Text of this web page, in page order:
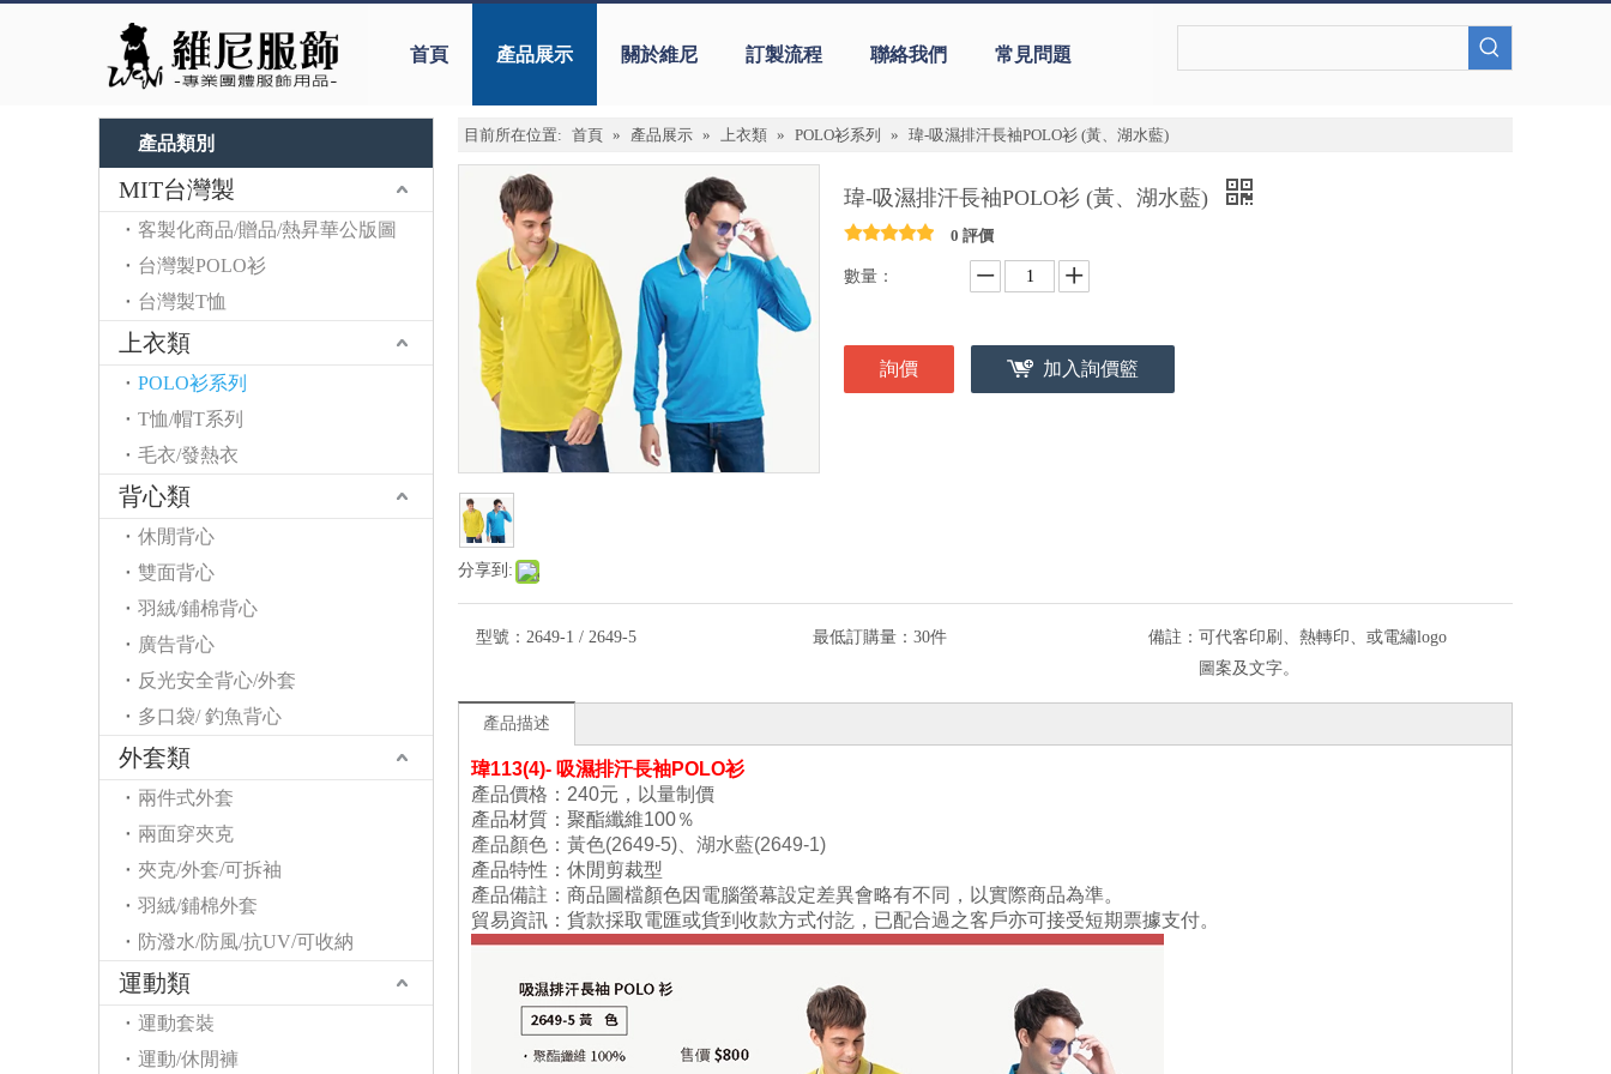
首頁 產品展示 關於維尼 訂製流程 聯絡我們 常見問題
產品類別
MIT台灣製
客製化商品/贈品/熱昇華公版圖
台灣製POLO衫
台灣製T恤
上衣類
POLO衫系列
T恤/帽T系列
毛衣/發熱衣
背心類
休閒背心
雙面背心
羽絨/鋪棉背心
廣告背心
反光安全背心/外套
多口袋/ 釣魚背心
外套類
兩件式外套
兩面穿夾克
夾克/外套/可拆袖
羽絨/鋪棉外套
防潑水/防風/抗UV/可收納
運動類
運動套裝
運動/休閒褲
目前所在位置: 首頁 » 產品展示 » 上衣類 » POLO衫系列 » 瑋-吸濕排汗長袖POLO衫 (黃、湖水藍)
分享到:
瑋-吸濕排汗長袖POLO衫 (黃、湖水藍)
0 評價
數量：
詢價 加入詢價籃
型號： 2649-1 / 2649-5 最低訂購量： 30件 備註： 可代客印刷、熱轉印、或電繡logo
圖案及文字。
產品描述
瑋113(4)- 吸濕排汗長袖POLO衫
產品價格：240元，以量制價
產品材質： 聚酯纖維100％
產品顏色 ： 黃色(2649-5)
湖水藍(2649-1)
產品特性： 休閒剪裁型
產品備註：商品圖檔顏色因電腦螢幕設定差異會略有不同，以實際商品為準。
貿易資訊：貨款採取電匯或貨到收款方式付訖，已配合過之客戶亦可接受短期票據支付。